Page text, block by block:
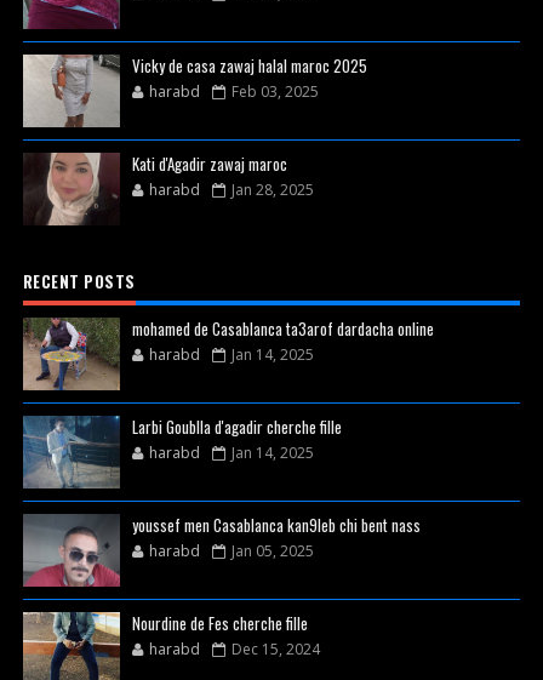
Vicky de casa zawaj halal maroc 2025
harabd Feb 03, 2025
Kati d'Agadir zawaj maroc
harabd Jan 28, 2025
RECENT POSTS
mohamed de Casablanca ta3arof dardacha online
harabd Jan 14, 2025
Larbi Goublla d'agadir cherche fille
harabd Jan 14, 2025
youssef men Casablanca kan9leb chi bent nass
harabd Jan 05, 2025
Nourdine de Fes cherche fille
harabd Dec 15, 2024